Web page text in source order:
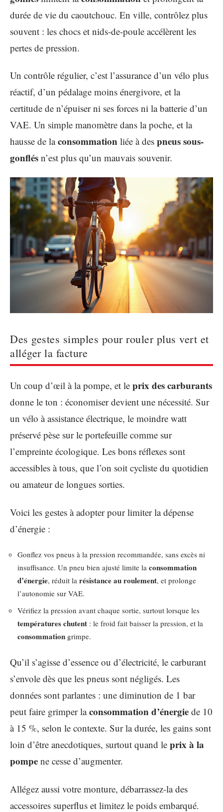
durée de vie du caoutchouc. En ville, contrôlez plus
souvent : les chocs et nids-de-poule accélèrent les
pertes de pression.
Un contrôle régulier, c’est l’assurance d’un vélo plus
réactif, d’un pédalage moins énergivore, et la
certitude de n’épuiser ni ses forces ni la batterie d’un
VAE. Un simple manomètre dans la poche, et la
hausse de laconsommation liée à des pneus sous-
gonflés n’est plus qu’un mauvais souvenir.
Des gestes simples pour rouler plus vert et
alléger la facture
Un coup d’œil à la pompe, et le prix des carburants
donne le ton : économiser devient une nécessité. Sur
un vélo à assistance électrique, le moindre watt
préservé pèse sur le portefeuille comme sur
l’empreinte écologique. Les bons réflexes sont
accessibles à tous, que l’on soit cycliste du quotidien
ou amateur de longues sorties.
Voici les gestes à adopter pour limiter la dépense
d’énergie :
Gonflez vos pneus à la pression recommandée, sans excès ni
insuffisance. Un pneu bien ajusté limite la consommation
d’énergie, réduit la résistance au roulement, et prolonge
l’autonomie sur VAE.
Vérifiez la pression avant chaque sortie, surtout lorsque les
températures chutent : le froid fait baisser la pression, et la
consommation grimpe.
Qu’il s’agisse d’essence ou d’électricité, le carburant
s’envole dès que les pneus sont négligés. Les
données sont parlantes : une diminution de 1 bar
peut faire grimper laconsommation d’énergie de 10
à 15 %, selon le contexte. Sur la durée, les gains sont
loin d’être anecdotiques, surtout quand le prix à la
pompe ne cesse d’augmenter.
Allégez aussi votre monture, débarrassez-la des
accessoires superflus et limitez le poids embarqué.